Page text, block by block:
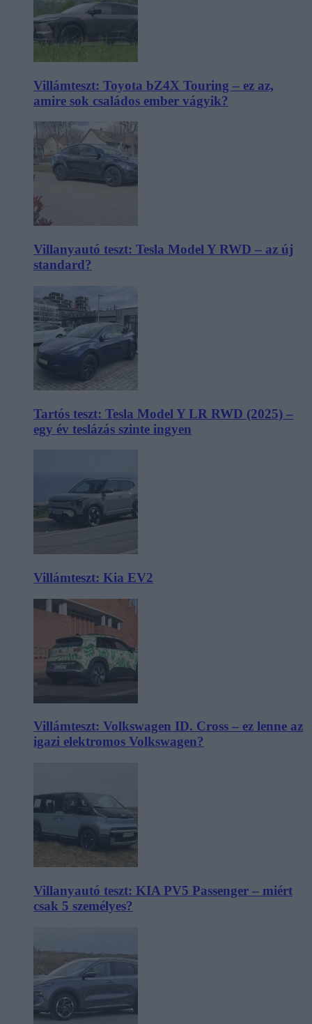
Villámteszt: Toyota bZ4X Touring – ez az,
amire sok családos ember vágyik?
Villanyautó teszt: Tesla Model Y RWD – az új
standard?
Tartós teszt: Tesla Model Y LR RWD (2025) –
egy év teslázás szinte ingyen
Villámteszt: Kia EV2
Villámteszt: Volkswagen ID. Cross – ez lenne az
igazi elektromos Volkswagen?
Villanyautó teszt: KIA PV5 Passenger – miért
csak 5 személyes?